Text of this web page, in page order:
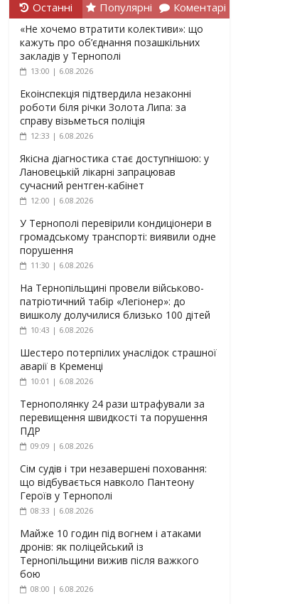
Останні Популярні Коментарі
«Не хочемо втратити колективи»: що
кажуть про об’єднання позашкільних
закладів у Тернополі
13:00 | 6.08.2026
Екоінспекція підтвердила незаконні
роботи біля річки Золота Липа: за
справу візьметься поліція
12:33 | 6.08.2026
Якісна діагностика стає доступнішою: у
Лановецькій лікарні запрацював
сучасний рентген-кабінет
12:00 | 6.08.2026
У Тернополі перевірили кондиціонери в
громадському транспорті: виявили одне
порушення
11:30 | 6.08.2026
На Тернопільщині провели військово-
патріотичний табір «Легіонер»: до
вишколу долучилися близько 100 дітей
10:43 | 6.08.2026
Шестеро потерпілих унаслідок страшної
аварії в Кременці
10:01 | 6.08.2026
Тернополянку 24 рази штрафували за
перевищення швидкості та порушення
ПДР
09:09 | 6.08.2026
Сім судів і три незавершені поховання:
що відбувається навколо Пантеону
Героїв у Тернополі
08:33 | 6.08.2026
Майже 10 годин під вогнем і атаками
дронів: як поліцейський із
Тернопільщини вижив після важкого
бою
08:00 | 6.08.2026